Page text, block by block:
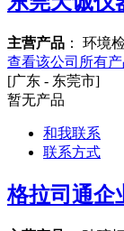
主营产品 ： 环境
查看该公司所有
[广东 - 东莞市]
暂无产品
和我联系
联系方式
格拉司通企